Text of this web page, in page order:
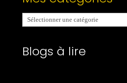
Mes
catégories
Blogs à lire